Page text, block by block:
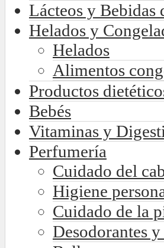
Lácteos y Bebidas
Helados y
Helados
Alimentos
Productos
Bebés
Vitaminas y
Perfumería
Cuidado del
Higiene
Cuidado de la
Desodorantes